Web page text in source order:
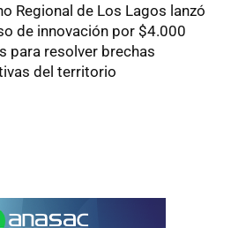
Regional de Los Lagos lanzó
de innovación por $4.000
para resolver brechas
del territorio